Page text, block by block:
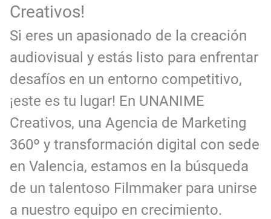
Creativos!
Si eres un apasionado de la creación
audiovisual y estás listo para enfrentar
desafíos en un entorno competitivo,
¡este es tu lugar! En UNANIME
Creativos, una Agencia de Marketing
360º y transformación digital con sede
en Valencia, estamos en la búsqueda
de un talentoso Filmmaker para unirse
a nuestro equipo en crecimiento.